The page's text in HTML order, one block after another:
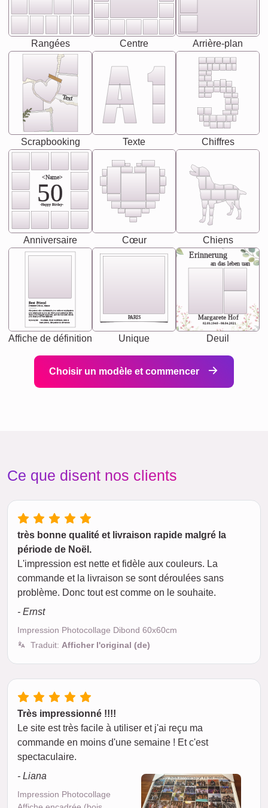
Rangées Centre Arrière-plan
Text
Scrapbooking Texte Chiffres
<Name>
50
-Happy Birday-
Anniversaire Cœur Chiens
Best Friend
[<NAME>] Noun, feminie
Synonyms: Soulmate, closet confidante, sister at
heart person, life partner in adventure.
The person who understands you without explanation
you accepts just as you are. She's your partner in life's,
chaos your biggest supporter, and the one with whom
you share your best memories.
Affiche de définition
PARIS
Unique
Erinnerung
an das leben uan
Margarete Hof
02.05.1940 - 08.04.2021
Deuil
Choisir un modèle et commencer
Ce que disent nos clients
très bonne qualité et livraison rapide malgré la
période de Noël.
L'impression est nette et fidèle aux couleurs. La
commande et la livraison se sont déroulées sans
problème. Donc tout est comme on le souhaite.
- Ernst
Impression Photocollage Dibond 60x60cm
Traduit: Afficher l'original (de)
Très impressionné !!!!
Le site est très facile à utiliser et j'ai reçu ma
commande en moins d'une semaine ! Et c'est
spectaculaire.
- Liana
Impression Photocollage